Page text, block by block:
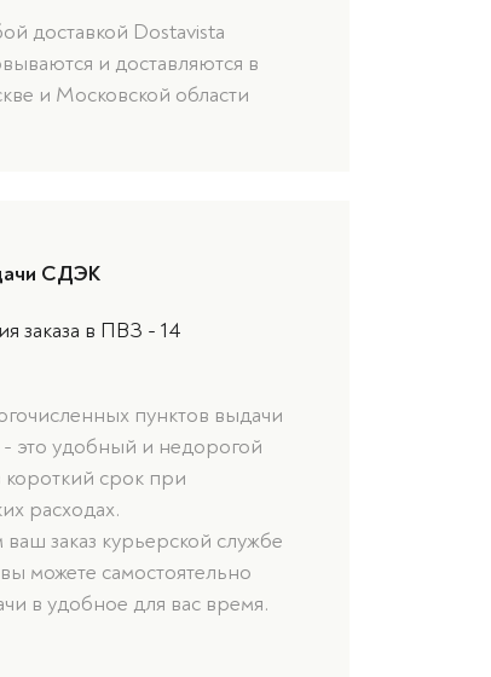
доставкой Dostavista
и доставляются в
и Московской области
СДЭК
заказа в ПВЗ - 14
пунктов выдачи
- это удобный и недорогой
короткий срок при
расходах.
заказ курьерской службе
можете самостоятельно
в удобное для вас время.